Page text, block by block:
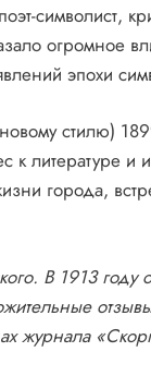
символист,
огромное
эпохи
стилю)
литературе и
города,
В 1913 году
журнала